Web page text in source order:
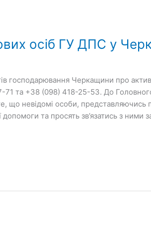
осіб ГУ ДПС у
господарювання Черкащини про
71 та +38 (098) 418-25-53. До
що невідомі особи,
та просять зв’язатись з ними